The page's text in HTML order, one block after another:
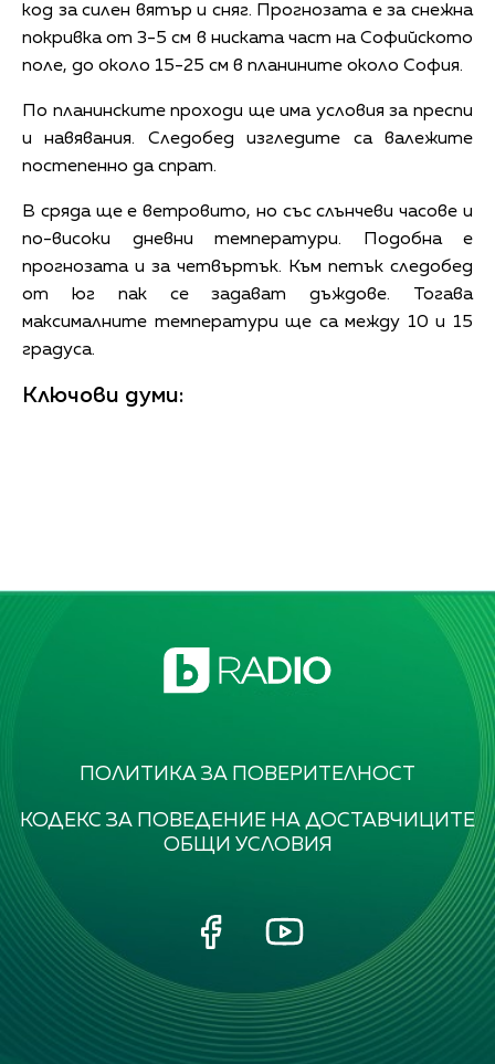
код за силен вятър и сняг. Прогнозата е за снежна
покривка от 3-5 см в ниската част на Софийското
поле, до около 15-25 см в планините около София.
По планинските проходи ще има условия за преспи
и навявания. Следобед изгледите са валежите
постепенно да спрат.
В сряда ще е ветровито, но със слънчеви часове и
по-високи дневни температури. Подобна е
прогнозата и за четвъртък. Към петък следобед
от юг пак се задават дъждове. Тогава
максималните температури ще са между 10 и 15
градуса.
Ключови думи:
ПОЛИТИКА ЗА ПОВЕРИТЕЛНОСТ
КОДЕКС ЗА ПОВЕДЕНИЕ НА ДОСТАВЧИЦИТЕ
ОБЩИ УСЛОВИЯ